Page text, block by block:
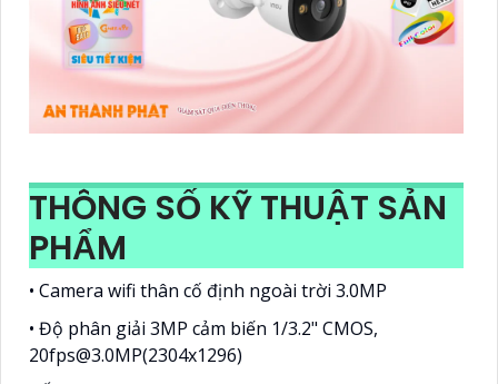
THÔNG SỐ KỸ THUẬT SẢN
PHẨM
• Camera wifi thân cố định ngoài trời 3.0MP
• Độ phân giải 3MP cảm biến 1/3.2" CMOS,
20fps@3.0MP(2304x1296)